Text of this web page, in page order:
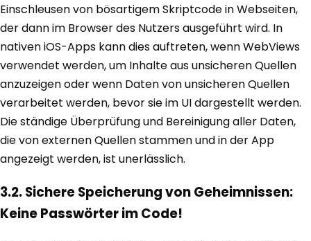
Einschleusen von bösartigem Skriptcode in Webseiten,
der dann im Browser des Nutzers ausgeführt wird. In
nativen iOS-Apps kann dies auftreten, wenn WebViews
verwendet werden, um Inhalte aus unsicheren Quellen
anzuzeigen oder wenn Daten von unsicheren Quellen
verarbeitet werden, bevor sie im UI dargestellt werden.
Die ständige Überprüfung und Bereinigung aller Daten,
die von externen Quellen stammen und in der App
angezeigt werden, ist unerlässlich.
3.2. Sichere Speicherung von Geheimnissen:
Keine Passwörter im Code!